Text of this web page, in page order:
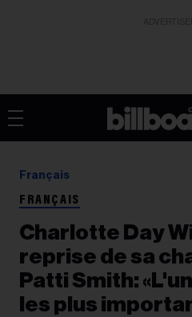
Français
FRANÇAIS
Charlotte Day
reprise de sa
Patti Smith:
les plus